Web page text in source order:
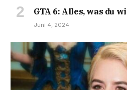
GTA 6: Alles, was du
Juni 4, 2024